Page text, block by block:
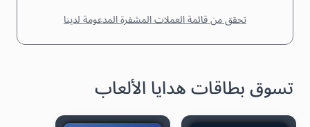
تحقق من قائمة العملات المشفرة المدعومة لدينا
تسوق بطاقات هدايا الألعاب